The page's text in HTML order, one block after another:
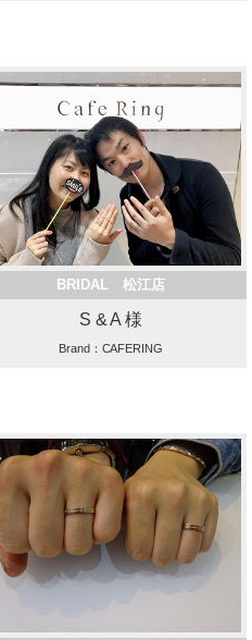
BRIDAL 松江店
S & A 様
Brand：CAFERING